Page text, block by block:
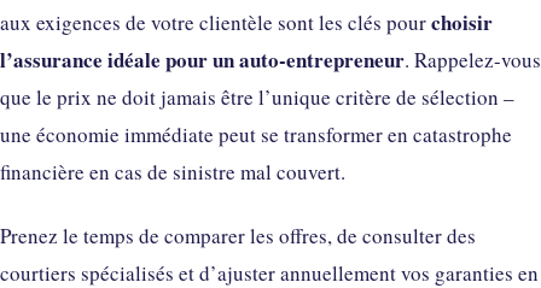
aux exigences de votre clientèle sont les clés pourchoisir
l’assurance idéale pour un auto-entrepreneur. Rappelez-vous
que le prix ne doit jamais être l’unique critère de sélection –
une économie immédiate peut se transformer en catastrophe
financière en cas de sinistre mal couvert.
Prenez le temps de comparer les offres, de consulter des
courtiers spécialisés et d’ajuster annuellement vos garanties en